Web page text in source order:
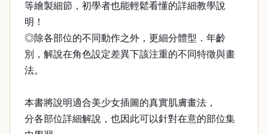
等繪製細節，初學者也能輕鬆看懂的詳細教學說
明！
◎除各部位的不同動作之外，更細分體型．年齡
別，解說在角色設定差異下該注重的不同特徵與畫
法。
本書將說明適合美少女插圖的真實肌膚畫法，
分各部位詳細解說，也因此可以針對在意的部位集